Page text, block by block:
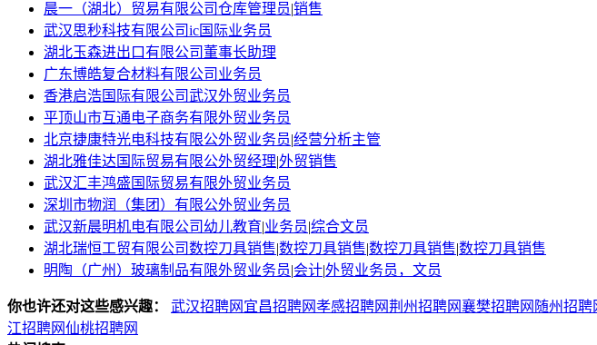
晨一（湖北）贸易有限公司仓库管理员|销售
武汉思秒科技有限公司ic国际业务员
湖北玉森进出口有限公司 董事长助理
广东博皓复合材料有限公司 业务员
香港启浩国际有限公司武汉外贸业务员
平顶山市互通电子商务有限外贸业务员
北京捷康特光电科技有限公外贸业务员|经营分析主管
湖北雅佳达国际贸易有限公外贸经理|外贸销售
武汉汇丰鸿盛国际贸易有限外贸业务员
深圳市物润（集团）有限公外贸业务员
武汉新晨明机电有限公司 幼儿教育|业务员|综合文员
湖北瑞恒工贸有限公司数控刀具销售|数控刀具销售|数控刀具销售|数控刀具销售
明陶（广州）玻璃制品有限外贸业务员|会计|外贸业务员，文员
你也许还对这些感兴趣： 武汉招聘网 宜昌招聘网孝感招聘网荆州招聘网襄樊招聘网 随州招聘
江招聘网仙桃招聘网